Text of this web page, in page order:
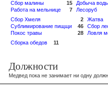
Сбор малины
15
Работа на мельнице
7
Добыча
Лесоруб
Сбор Хмеля
2
Сублимирование пищщи
46
Покос травы
28
Жатва
Сбор
Ловля
Сборка обедов
11
Должности
Медвед пока не занимает ни одну